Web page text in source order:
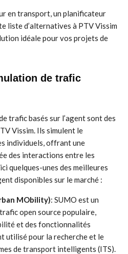
en transport, un planificateur
liste d’alternatives à PTV Vissim
idéale pour vos projets de
de trafic
trafic basés sur l’agent sont des
Vissim. Ils simulent le
individuels, offrant une
des interactions entre les
quelques-unes des meilleures
disponibles sur le marché :
MObility): SUMO est un
open source populaire,
et des fonctionnalités
utilisé pour la recherche et le
de transport intelligents (ITS).